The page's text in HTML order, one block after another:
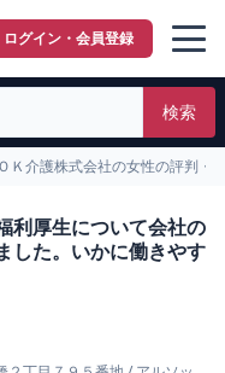
ログイン・会員登録
検索
Ｋ介護株式会社の女性の評判・
利厚生について会社の
した。いかに働きやす